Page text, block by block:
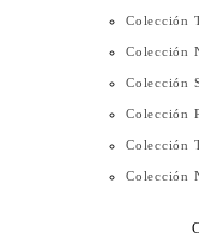
Colección
Colección
Colección
Colección
Colección
Colección